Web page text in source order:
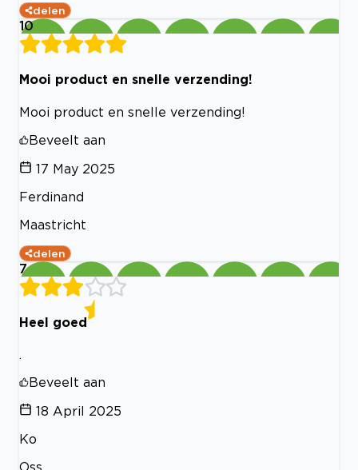
delen
10
Mooi product en snelle verzending!
Mooi product en snelle verzending!
Beveelt aan
17 May 2025
Ferdinand
Maastricht
delen
7
Heel goed
.
Beveelt aan
18 April 2025
Ko
Oss